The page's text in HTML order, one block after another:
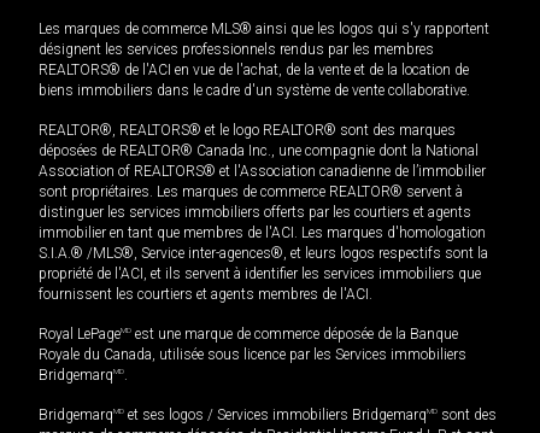
Les marques de commerce MLS® ainsi que les logos qui s'y rapportent
désignent les services professionnels rendus par les membres
REALTORS® de l'ACI en vue de l'achat, de la vente et de la location de
biens immobiliers dans le cadre d'un système de vente collaborative.
REALTOR®, REALTORS® et le logo REALTOR® sont des marques
déposées de REALTOR® Canada Inc., une compagnie dont la National
Association of REALTORS® et l'Association canadienne de l’immobilier
sont propriétaires. Les marques de commerce REALTOR® servent à
distinguer les services immobiliers offerts par les courtiers et agents
immobilier en tant que membres de l'ACI. Les marques d'homologation
S.I.A.® /MLS®, Service inter-agences®, et leurs logos respectifs sont la
propriété de l'ACI, et ils servent à identifier les services immobiliers que
fournissent les courtiers et agents membres de l'ACI.
Royal LePageMD est une marque de commerce déposée de la Banque
Royale du Canada, utilisée sous licence par les Services immobiliers
BridgemarqMD.
BridgemarqMD et ses logos / Services immobiliers BridgemarqMD sont des